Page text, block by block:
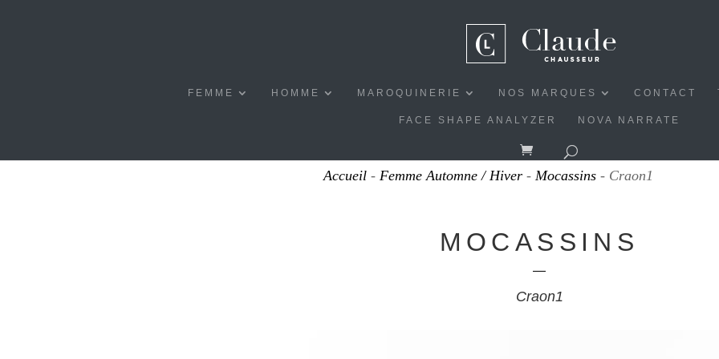
FEMME HOMME MAROQUINERIE NOS MARQUES CONTACT
FACE SHAPE ANALYZER NOVA NARRATE
Accueil - Femme Automne / Hiver - Mocassins - Craon1
MOCASSINS
Craon1